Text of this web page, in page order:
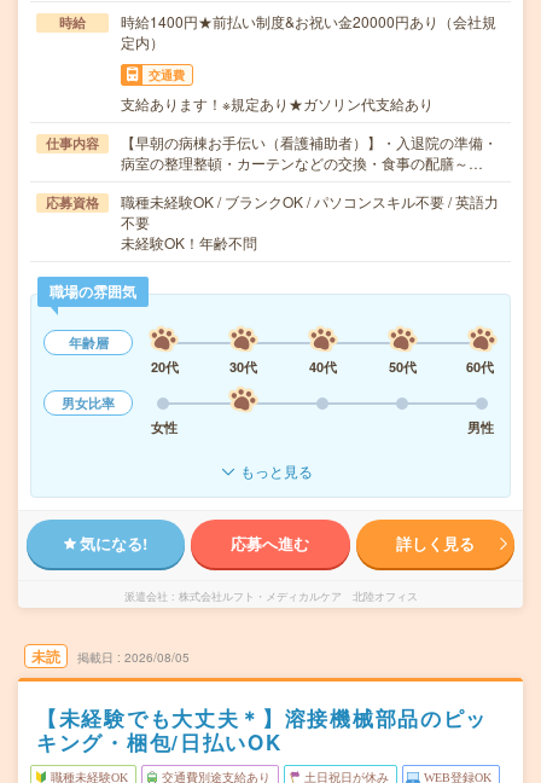
時給
時給1400円★前払い制度&お祝い金20000円あり（会社規
定内）
交通費
支給あります！※規定あり★ガソリン代支給あり
仕事内容
【早朝の病棟お手伝い（看護補助者）】・入退院の準備・
病室の整理整頓・カーテンなどの交換・食事の配膳～…
応募資格
職種未経験OK / ブランクOK / パソコンスキル不要 / 英語力
不要
未経験OK！年齢不問
職場の雰囲気
年齢層
20代
30代 40代 50代
60代
男女比率
女性
男性
もっと見る
気になる! 応募へ進む 詳しく見る
派遣会社 株式会社ルフト・メディカルケア 北陸オフィス
未読 掲載日 2026/08/05
【未経験でも大丈夫＊】溶接機械部品のピッ
キング・梱包/日払いOK
職種未経験OK 交通費別途支給あり 土日祝日が休み WEB登録OK